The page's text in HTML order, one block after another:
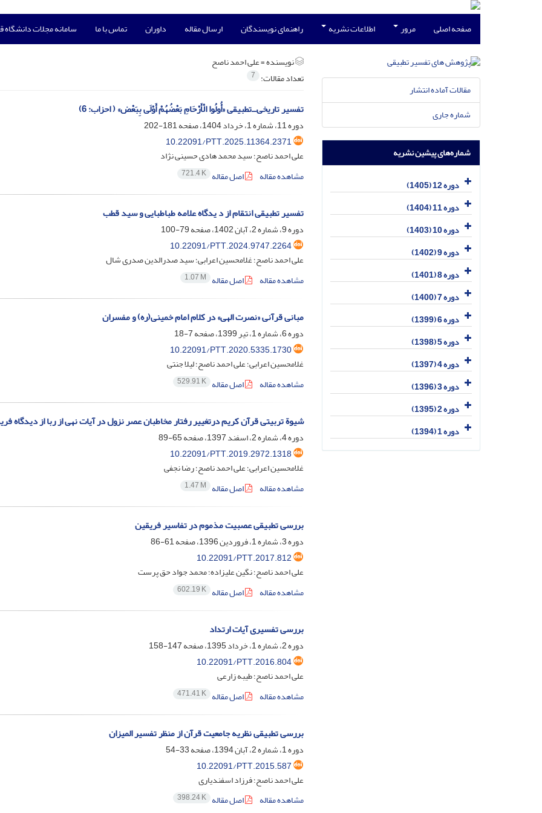
صفحه اصلی مرور اطلاعات نشریه راهنمای نویسندگان ارسال مقاله داوران تماس با ما سامانه مجلات دانشگاه
نویسنده =علی احمد ناصح
تعداد مقالات: 7
تفسیر تاریخی‌ــ‌تطبیقی «أُولُوا الْأَرْحَامِ بَعْضُهُمْ أَوْلَى بِبَعْض» ( احزاب: 6)
دوره 11، شماره 1، خرداد 1404، صفحه
181-202
10.22091/PTT.2025.11364.2371
علی احمد ناصح؛ سید محمد هادی حسینی نژاد
مشاهده مقاله
اصل مقاله 721.4 K
تفسیر تطبیقی انتقام از د یدگاه علامه طباطبایی و سید قطب
دوره 9، شماره 2، آبان 1402، صفحه
79-100
10.22091/PTT.2024.9747.2264
علی احمد ناصح؛ غلامحسین اعرابی؛ سید صدرالدین صدری شال
مشاهده مقاله
اصل مقاله 1.07 M
مبانی قرآنی «نصرت الهی» در کلام امام خمینی(ره) و مفسران
دوره 6، شماره 1، تیر 1399، صفحه
7-18
10.22091/PTT.2020.5335.1730
غلامحسین اعرابی؛ علی احمد ناصح؛ لیلا جنتی
مشاهده مقاله
اصل مقاله 529.91 K
شیوة تربیتی قرآن کریم درتغییر رفتار مخاطبان عصر نزول در آیات نهی از ربا از دیدگاه
دوره 4، شماره 2، اسفند 1397، صفحه
65-89
10.22091/PTT.2019.2972.1318
غلامحسین اعرابی؛ علی احمد ناصح؛ رضا نجفی
مشاهده مقاله
اصل مقاله 1.47 M
بررسی تطبیقی عصبیت مذموم در تفاسیر فریقین
دوره 3، شماره 1، فروردین 1396، صفحه
61-86
10.22091/PTT.2017.812
علی احمد ناصح؛ نگین علیزاده؛ محمد جواد حق پرست
مشاهده مقاله
اصل مقاله 602.19 K
بررسی تفسیری آیات ارتداد
دوره 2، شماره 1، خرداد 1395، صفحه
147-158
10.22091/PTT.2016.804
علی احمد ناصح؛ طیبه زارعی
مشاهده مقاله
اصل مقاله 471.41 K
بررسی تطبیقی نظریه جامعیت قرآن از منظر تفسیر المیزان
دوره 1، شماره 2، آبان 1394، صفحه
33-54
10.22091/PTT.2015.587
علی احمد ناصح؛ فرزاد اسفندیاری
مشاهده مقاله
اصل مقاله 398.24 K
مقالات آماده انتشار
شماره جاری
شماره‌های پیشین نشریه
دوره 12 (1405)
دوره 11 (1404)
دوره 10 (1403)
دوره 9 (1402)
دوره 8 (1401)
دوره 7 (1400)
دوره 6 (1399)
دوره 5 (1398)
دوره 4 (1397)
دوره 3 (1396)
دوره 2 (1395)
دوره 1 (1394)